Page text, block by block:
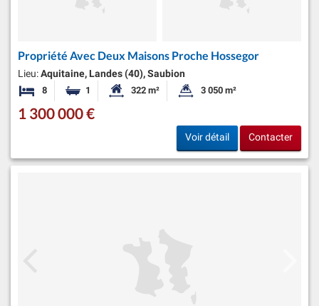
Propriété Avec Deux Maisons Proche Hossegor
Lieu:Aquitaine, Landes (40), Saubion
8 Chambres1 Salle de bainSurface habitable:
322 m² Superficie du terrain:
3 050 m²
1 300 000 €
Voir détail Contacter